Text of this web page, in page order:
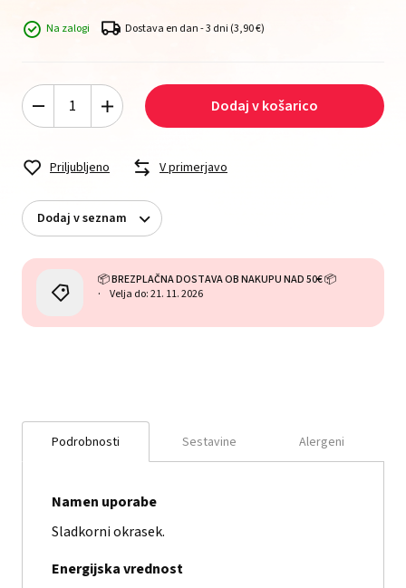
Na zalogi Dostava en dan - 3 dni (3,90 €)
Dodaj v košarico
Priljubljeno V primerjavo
Dodaj v seznam
📦 BREZPLAČNA DOSTAVA OB NAKUPU NAD 50€ 📦
Velja do: 21. 11. 2026
Podrobnosti Sestavine Alergeni
Namen uporabe
Sladkorni okrasek.
Energijska vrednost